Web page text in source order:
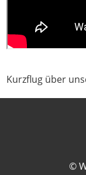
Kurzflug über
©